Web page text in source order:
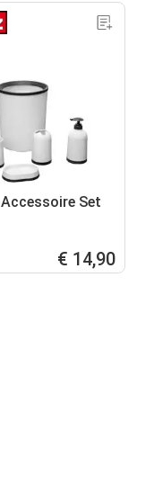
Set
€ 14,90